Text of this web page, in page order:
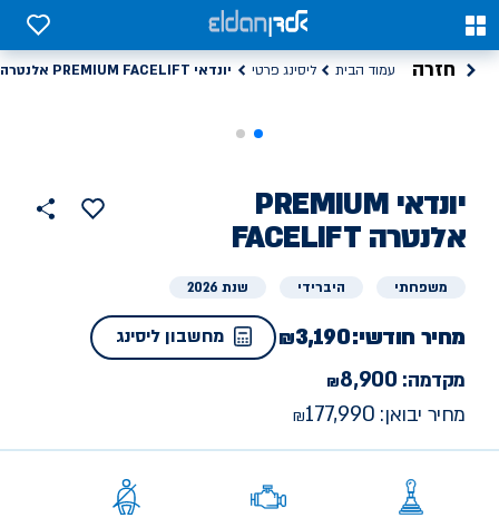
0
0
חזרה עמוד הבית ליסינג פרטי יונדאי PREMIUM FACELIFT אלנטרה
ליסינג
פרטי
יונדאי PREMIUM
FACELIFT אלנטרה
הוסף
למועדפים
משפחתי היברידי שנת 2026
מחיר חודשי:3,190 מחשבון ליסינג
מקדמה: 8,900
מחיר יבואן: 177,990